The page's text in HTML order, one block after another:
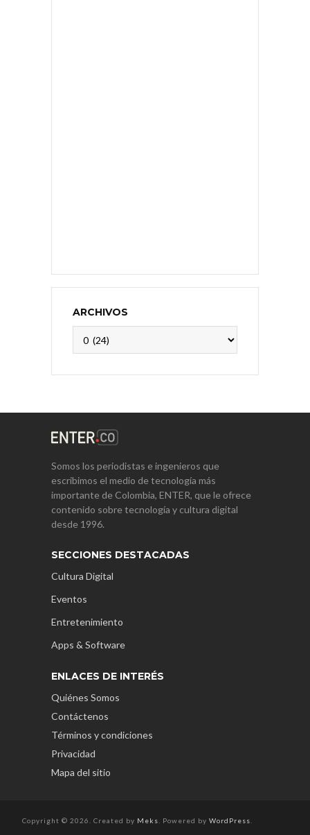
ARCHIVOS
Somos los periodistas e ingenieros que
escribimos el medio de tecnología más
importante de Colombia, ENTER, que le ofrece
contenido sobre tecnología y cultura digital
desde 1996.
SECCIONES DESTACADAS
Cultura Digital
Eventos
Entretenimiento
Apps & Software
ENLACES DE INTERÉS
Quiénes Somos
Contáctenos
Términos y condiciones
Privacidad
Mapa del sitio
Copyright © 2026. Created by Meks . Powered by WordPress